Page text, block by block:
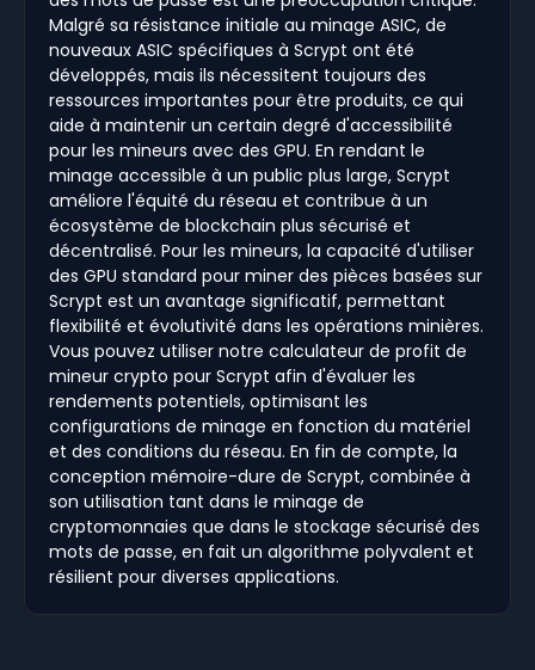
Malgré sa résistance initiale au minage ASIC, de
nouveaux ASIC spécifiques à Scrypt ont été
développés, mais ils nécessitent toujours des
ressources importantes pour être produits, ce qui
aide à maintenir un certain degré d'accessibilité
pour les mineurs avec des GPU. En rendant le
minage accessible à un public plus large, Scrypt
améliore l'équité du réseau et contribue à un
écosystème de blockchain plus sécurisé et
décentralisé. Pour les mineurs, la capacité d'utiliser
des GPU standard pour miner des pièces basées sur
Scrypt est un avantage significatif, permettant
flexibilité et évolutivité dans les opérations minières.
Vous pouvez utiliser notre calculateur de profit de
mineur crypto pour Scrypt afin d'évaluer les
rendements potentiels, optimisant les
configurations de minage en fonction du matériel
et des conditions du réseau. En fin de compte, la
conception mémoire-dure de Scrypt, combinée à
son utilisation tant dans le minage de
cryptomonnaies que dans le stockage sécurisé des
mots de passe, en fait un algorithme polyvalent et
résilient pour diverses applications.